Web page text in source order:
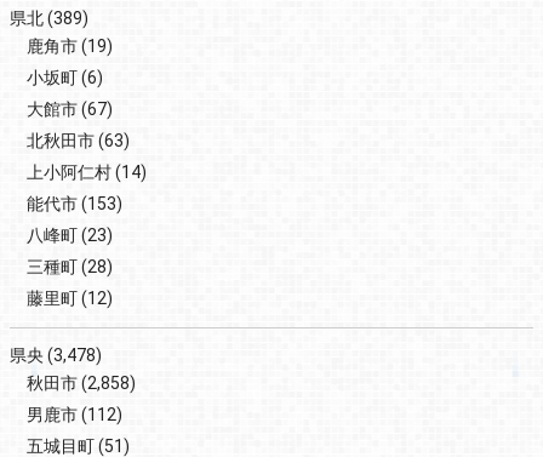
県北(389)
鹿角市(19)
小坂町(6)
大館市(67)
北秋田市(63)
上小阿仁村(14)
能代市(153)
八峰町(23)
三種町(28)
藤里町(12)
県央 (3,478)
秋田市(2,858)
男鹿市(112)
五城目町(51)